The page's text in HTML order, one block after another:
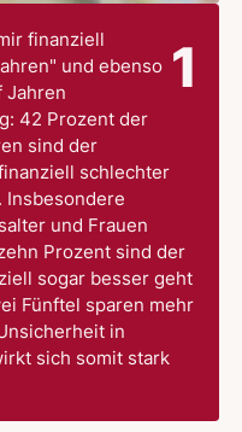
finanziell
und ebenso
Jahren
1
42 Prozent der
sind der
schlechter
Insbesondere
und Frauen
Prozent sind der
sogar besser geht
Fünftel sparen mehr
in
sich somit stark